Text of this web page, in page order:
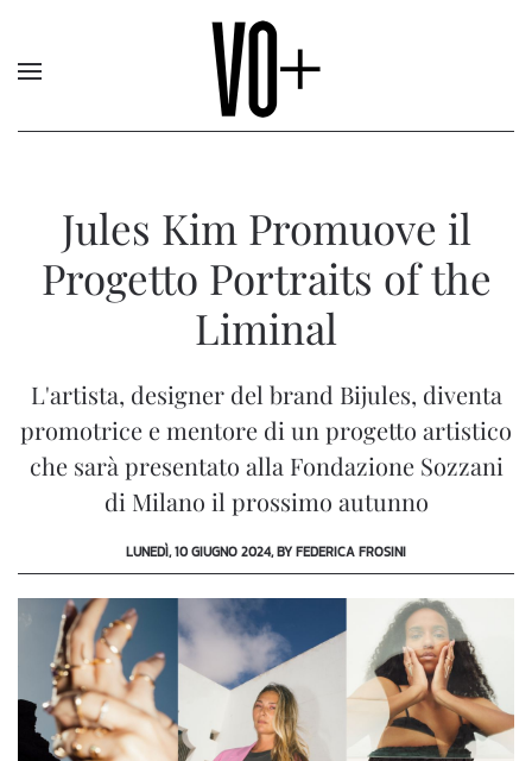
Jules Kim Promuove il
Progetto Portraits of the
Liminal
L'artista, designer del brand Bijules, diventa
promotrice e mentore di un progetto artistico
che sarà presentato alla Fondazione Sozzani
di Milano il prossimo autunno
LUNEDÌ, 10 GIUGNO 2024, BY FEDERICA FROSINI